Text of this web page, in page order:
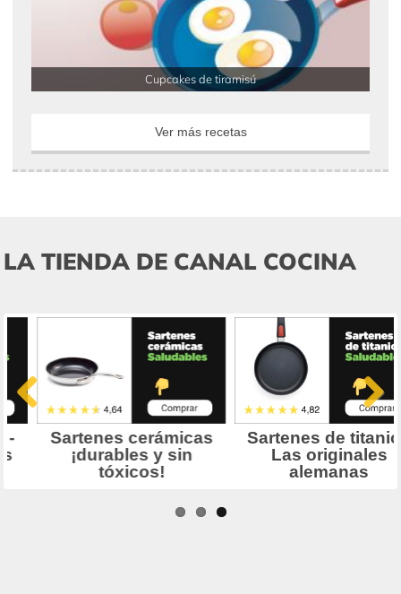
Cupcakes de tiramisú
Ver más recetas
LA TIENDA DE CANAL COCINA